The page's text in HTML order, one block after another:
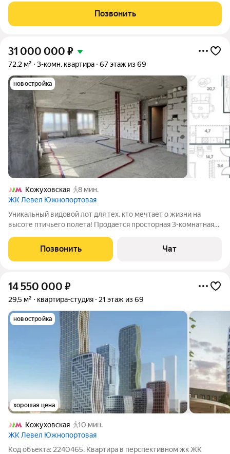
Южнопортовая от надежного застройщика Level Group. Объект
расположен на 6 этаже
Позвонить
31 000 000 ₽
72,2 м² 3-комн. квартира 67 этаж из 69
новостройка
Кожуховская
8 мин.
ЖК Левел Южнопортовая
Уникальный видовой лот для тех, кто мечтает о жизни на
высоте птичьего полета! Продается просторная 3-комнатная
(Корпус 3) в современном ЖК бизнес-класса Level
Южнопортовая. Этот лот настоящая
Позвонить Чат
14 550 000 ₽
29,5 м² квартира-студия 21 этаж из 69
новостройка
хорошая цена
Кожуховская
10 мин.
ЖК Левел Южнопортовая
Код объекта: 2240465. Квартира в перспективном жк ЖК